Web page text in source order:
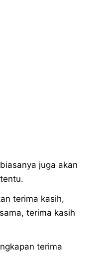
juga akan
terima kasih,
terima kasih
terima